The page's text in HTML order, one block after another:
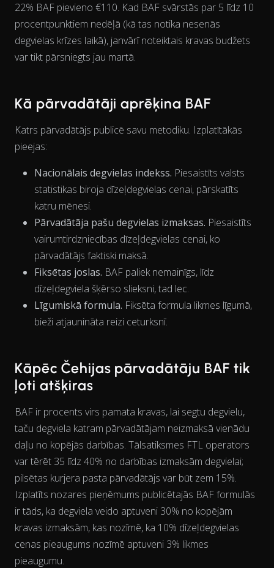
View as data table, Chart
The chart has 1 X axis displaying Time. Data ranges from
22% BAF pievieno €110. Kad BAF svārstās par 5 līdz 10
procentpunktiem nedēļā (kā tas notika nesenās
degvielas krīzes laikā), janvārī noteiktais kravas budžets
var tikt pārsniegts jau martā.
Kā pārvadātāji aprēķina BAF
Katrs pārvadātājs publicē savu metodiku. Izplatītākās
pieejas:
Nacionālais degvielas indekss. Piesaistīts valsts
statistikas biroja dīzeļdegvielas cenai, pārskatīts
katru mēnesi.
Pārvadātāja pašu degvielas izmaksas. Piesaistīts
vairumtirdzniecības dīzeļdegvielas cenai, ko
pārvadātājs faktiski maksā.
Fiksētas joslas. BAF paliek nemainīgs, līdz
dīzeļdegviela šķērso slieksni, tad lec.
Līgumiskā formula. Fiksēta formula likmes līgumā,
bieži atjaunināta reizi ceturksnī.
Kāpēc Čehijas pārvadātāju BAF tik
ļoti atšķiras
BAF ir procents virs pamata kravas, lai segtu degvielu,
taču degviela katram pārvadātājam neizmaksā vienādu
daļu no kopējās darbības. Tālsatiksmes FTL operators
var tērēt 35 līdz 40% no darbības izmaksām degvielai;
pilsētas kurjera pasta pārvadātājs var būt zem 15%.
Izplatīts nozares pieņēmums publicētajās BAF formulās
ir tāds, ka degviela veido aptuveni 30% no kopējām
kravas izmaksām, kas nozīmē, ka 10% dīzeļdegvielas
cenas pieaugums nozīmē aptuveni 3% likmes
pieaugumu.